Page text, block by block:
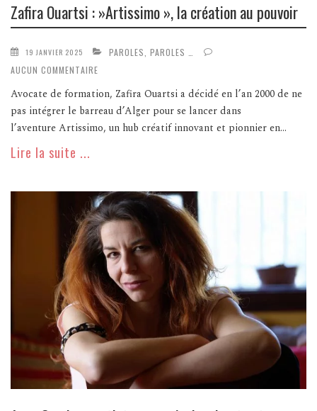
Zafira Ouartsi : »Artissimo », la création au pouvoir
19 JANVIER 2025
PAROLES, PAROLES …
AUCUN COMMENTAIRE
Avocate de formation, Zafira Ouartsi a décidé en l’an 2000 de ne
pas intégrer le barreau d’Alger pour se lancer dans
l’aventure Artissimo, un hub créatif innovant et pionnier en...
Lire la suite ...